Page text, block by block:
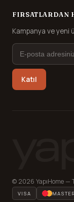
FIRSATLARDAN
Kampanya ve yeni
Katıl
© 2026 YapıHome —
VISA